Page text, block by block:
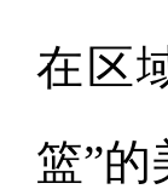
在区
篮”的